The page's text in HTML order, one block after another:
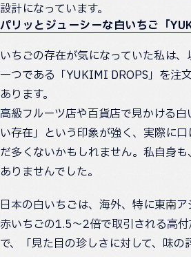
設計になっています。
パリッとジューシーな白いちご「
いちごの存在が気になっていた私は
一つである「YUKIMI DROPS」を注
あります。
高級フルーツ店や百貨店で見かける
い存在」という印象が強く、実際に
だ多くないかもしれません。私自身
ありませんでした。
日本の白いちごは、海外、特に東南ア
赤いちごの1.5〜2倍で取引される高
で、「見た目の珍しさに対して、味の